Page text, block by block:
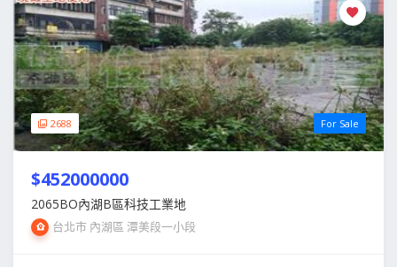
2688 For Sale
$452000000
2065BO內湖B區科技工業地
台北市 內湖區 潭美段一小段